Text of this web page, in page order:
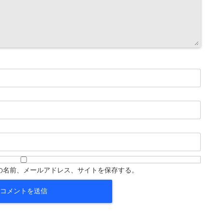
前、メールアドレス、サイトを保存する。